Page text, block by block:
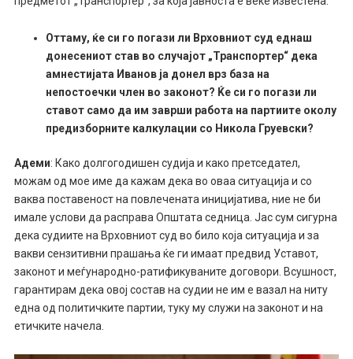
Оттаму, ќе си го погази ли Врховниот суд еднаш
донесениот став во случајот „Транспортер“ дека
амнестијата Иванов ја донел врз база на
непостоечки член во законот? Ќе си го погази ли
ставот само да им заврши работа на партиите околу
предизборните калкулации со Никола Груевски?
Адеми: Како долгогодишен судија и како претседател,
можам од мое име да кажам дека во оваа ситуација и со
ваква поставеност на повлечената иницијатива, ние не би
имале услови да расправа Општата седница. Јас сум сигурна
дека судиите на Врховниот суд во било која ситуација и за
вакви сензитивни прашања ќе ги имаат предвид Уставот,
законот и меѓународно-ратификуваните договори. Всушност,
гарантирам дека овој состав на судии не им е вазал на ниту
една од политичките партии, туку му служи на законот и на
етичките начела.